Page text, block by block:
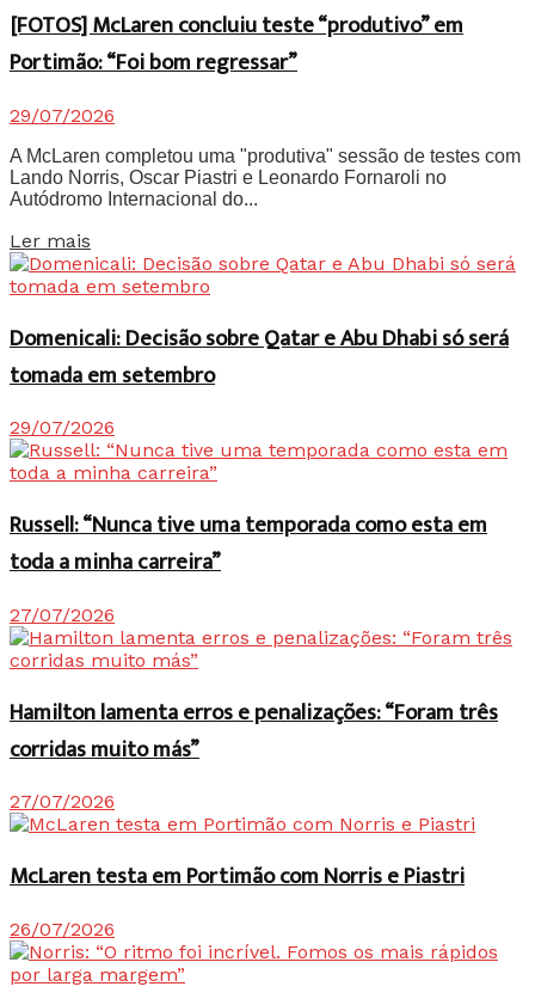
[FOTOS] McLaren concluiu teste “produtivo” em
Portimão: “Foi bom regressar”
29/07/2026
A McLaren completou uma "produtiva" sessão de testes com
Lando Norris, Oscar Piastri e Leonardo Fornaroli no
Autódromo Internacional do...
Ler mais
Domenicali: Decisão sobre Qatar e Abu Dhabi só será
tomada em setembro
29/07/2026
Russell: “Nunca tive uma temporada como esta em
toda a minha carreira”
27/07/2026
Hamilton lamenta erros e penalizações: “Foram três
corridas muito más”
27/07/2026
McLaren testa em Portimão com Norris e Piastri
26/07/2026